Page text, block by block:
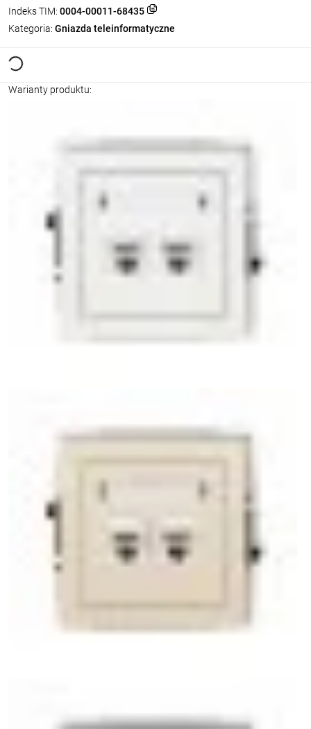
Indeks TIM: 0004-00011-68435
Kategoria: Gniazda teleinformatyczne
Warianty produktu: